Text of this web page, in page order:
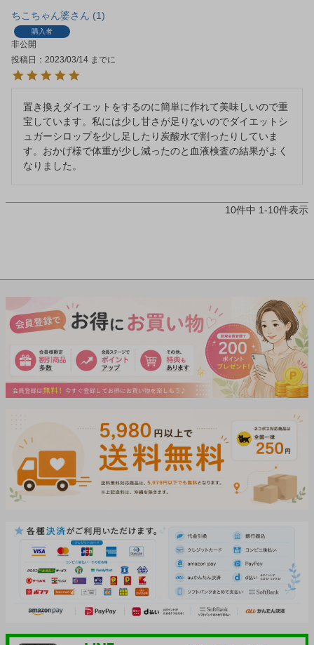
ちこちゃん婆 1
購入者
非公開
投稿日
2023/03/14
置き換えダイエットをするのに簡単に作れて美味しいので重
宝しています。私には少し甘さが足りないのでダイエットシ
ュガーシロップを少し足したり炭酸水で割ったりしていま
す。おかげ様で体重が少し減ったのと血液検査の結果がよく
10件中 1-10件表示